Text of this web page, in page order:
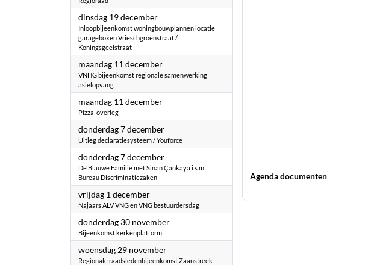
dinsdag 19 december2023
Inloopbijeenkomst woningbouwplannen locatie
garageboxen Vrieschgroenstraat /
Koningsgeelstraat
maandag 11 december2023
VNHG bijeenkomst regionale samenwerking
asielopvang
maandag 11 december2023
Pizza-overleg
donderdag 7 december2023
Uitleg declaratiesysteem / Youforce
donderdag 7 december2023
De Blauwe Familie met Sinan Çankaya i.s.m.
Bureau Discriminatiezaken
vrijdag 1 december2023
Najaars ALV VNG en VNG bestuurdersdag
donderdag 30 november2023
Bijeenkomst kerkenplatform
woensdag 29 november2023
Regionale raadsledenbijeenkomst Zaanstreek-
Agenda documenten